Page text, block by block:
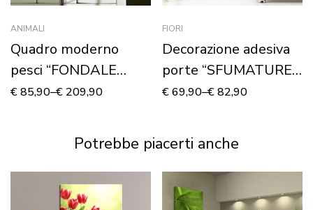
ANIMALI
Quadro moderno
pesci “FONDALE
MARINO”
€85,90–€ 209,90
FIORI
Decorazione adesiva
porte “SFUMATURE
FLOREALI COLOR
€69,90–€82,90
Potrebbe piacerti anche